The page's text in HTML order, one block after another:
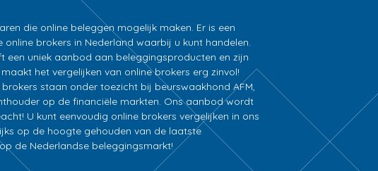
die online beleggen mogelijk maken. Er is een
brokers in Nederland waarbij u kunt handelen.
een uniek aanbod aan beleggingsproducten en zijn
het vergelijken van online brokers erg zinvol!
staan onder toezicht bij beurswaakhond AFM,
op de financiële markten. Ons aanbod wordt
U kunt eenvoudig online brokers vergelijken in ons
op de hoogte gehouden van de laatste
de Nederlandse beleggingsmarkt!